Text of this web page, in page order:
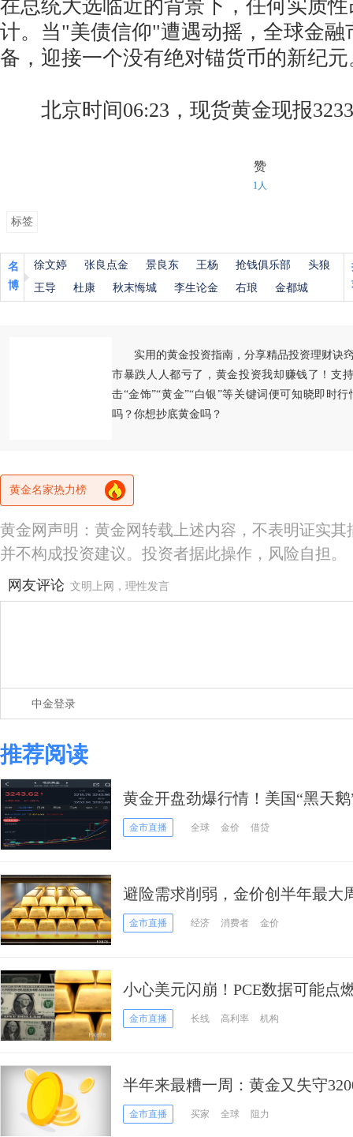
在总统大选临近的背景下，任何实质
计。当"美债信仰"遭遇动摇，全球金融
备，迎接一个没有绝对锚货币的新纪元
北京时间06:23，现货黄金现报
赞
1人
标签
名
博
徐文婷 张良点金 景良东 王杨 抢钱俱乐部
头狼
王导
杜康 秋末悔城 李生论金 右琅 金都城
实用的黄金投资指南，分享精品投资理财诀
市暴跌人人都亏了，黄金投资我却赚钱了！支
击“金饰”“黄金”“白银”等关键词便可知晓即时
吗？你想抄底黄金吗？
黄金名家热力榜
黄金网声明：黄金网转载上述内容，不表明证实
并不构成投资建议。投资者据此操作，风险自担。
网友评论 文明上网，理性发言
中金登录
推荐阅读
黄金开盘劲爆行情！美国“黑天
元 究竟怎么回事？
金市直播 全球 金价 借贷
避险需求削弱，金价创半年最大
储政策转向预期或成下周波动导
金市直播 经济 消费者 金价
小心美元闪崩！PCE数据可能点
金市直播 长线 高利率 机构
半年来最糟一周：黄金又失守
起：今年恐降息一次
金市直播 买家 全球 阻力